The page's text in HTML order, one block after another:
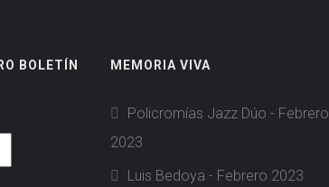
BOLETÍN MEMORIA VIVA
Policromías Jazz Dúo - Febrero
2023
Luis Bedoya - Febrero 2023